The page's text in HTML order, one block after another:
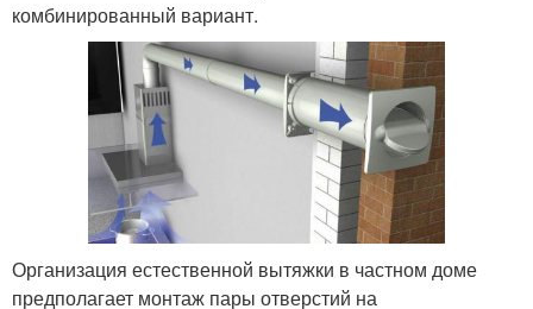
комбинированный вариант.
Организация естественной вытяжки в частном доме
предполагает монтаж пары отверстий на